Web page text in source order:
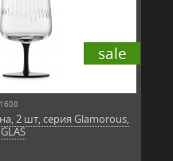
sale
2 шт, серия Glamorous,